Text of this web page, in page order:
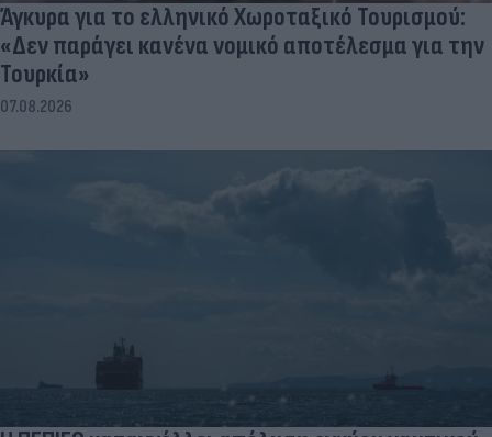
Άγκυρα για το ελληνικό Χωροταξικό Τουρισμού:
«Δεν παράγει κανένα νομικό αποτέλεσμα για την
Τουρκία»
07.08.2026